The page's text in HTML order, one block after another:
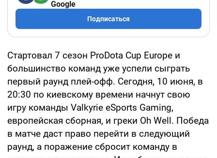
Google
Подписаться
Стартовал 7 сезон ProDota Cup Europe и
большинство команд уже успели сыграть
первый раунд плей-офф. Сегодня, 10 июня, в
20:30 по киевскому времени начнут свою
игру команды Valkyrie eSports Gaming,
европейская сборная, и греки Oh Well. Победа
в матче даст право перейти в следующий
раунд, а поражение сбросит команду в